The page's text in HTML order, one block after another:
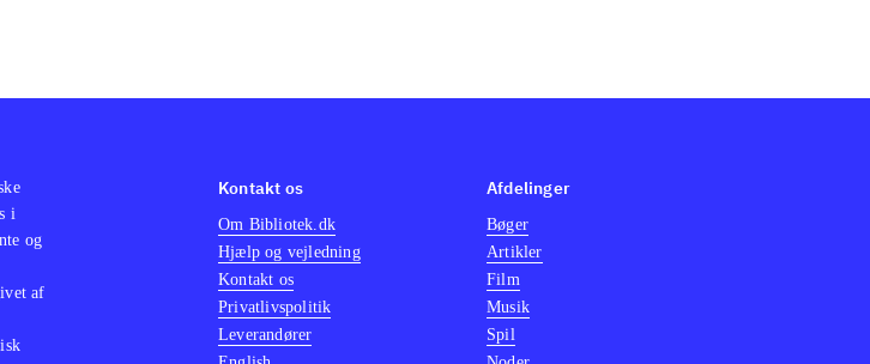
i
og
af
Kontakt os
Om Bibliotek.dk
Hjælp og vejledning
Kontakt os
Privatlivspolitik
Leverandører
Afdelinger
Bøger
Artikler
Film
Musik
Spil